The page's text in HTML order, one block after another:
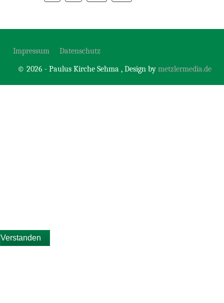
Impressum
Datenschutz
© 2026 - Paulus Kirche Sehma , Design by metzlermedia.de
Verstanden